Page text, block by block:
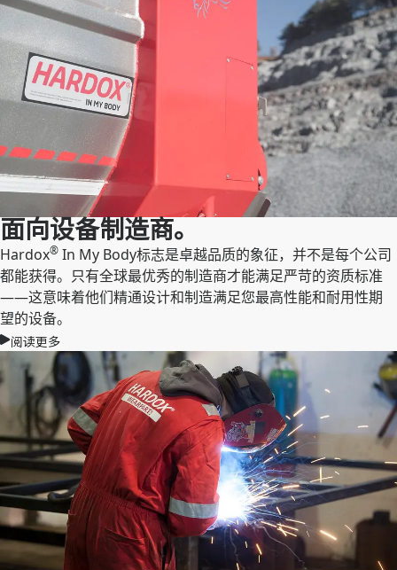
面向设备制造商。
Hardox® In My Body标志是卓越品质的象征，并不是每个公司
都能获得。只有全球最优秀的制造商才能满足严苛的资质标准
——这意味着他们精通设计和制造满足您最高性能和耐用性期
望的设备。
阅读更多